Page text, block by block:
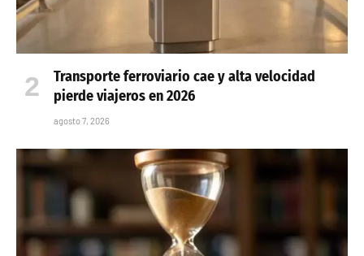
Transporte ferroviario cae y alta velocidad
pierde viajeros en 2026
agosto 7, 2026